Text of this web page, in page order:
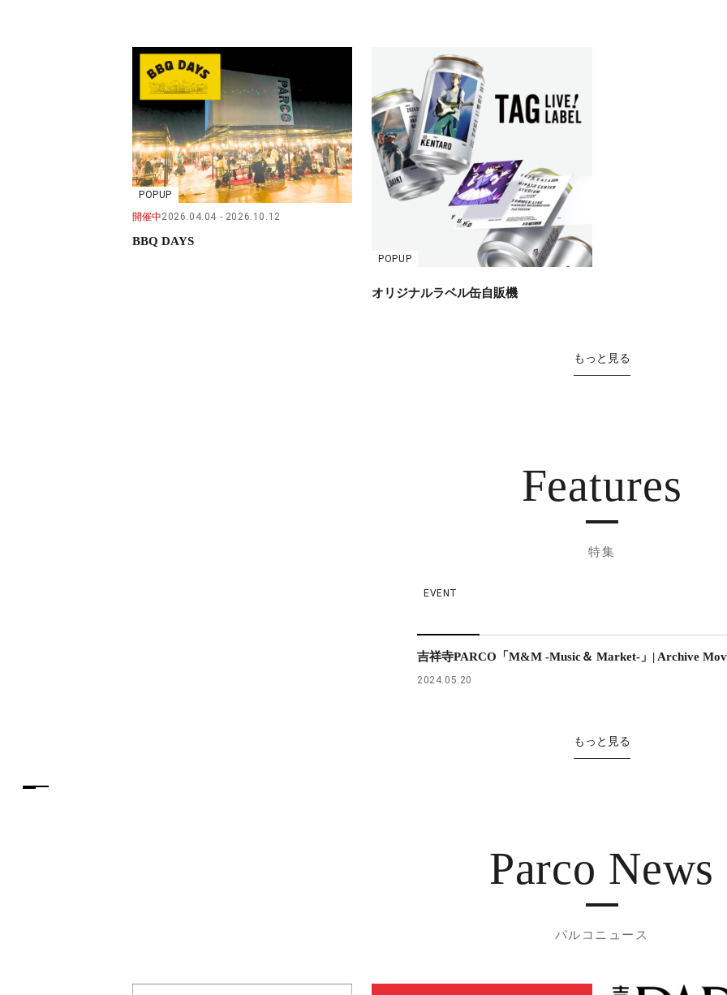
POPUP
開催中2026.04.04 2026.10.12
BBQ DAYS
POPUP
オリジナルラベル缶自販機
もっと見る
Features
特集
EVENT
吉祥寺PARCO「M&M -Music＆ Market-」| Archive
2024.05.20
もっと見る
Parco News
パルコニュース